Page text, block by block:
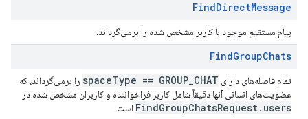
FindDirectMessage
پیام مستقیم موجود با کاربر مشخص شده را برمی‌گرداند.
FindGroupChats
تمام فاصله‌های دارای spaceType == GROUP CHAT
را برمی‌گرداند، که
عضویت‌های انسانی آنها دقیقاً شامل کاربر فراخواننده و کاربران مشخص شده در
FindGroupChatsRequest. users است.